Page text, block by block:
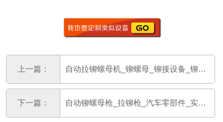
上一篇： 自动拉铆螺母机_铆螺母_铆接设备_铆螺母枪
下一篇： 自动铆螺母枪_拉铆枪_汽车零部件_实力厂家-禅瑞